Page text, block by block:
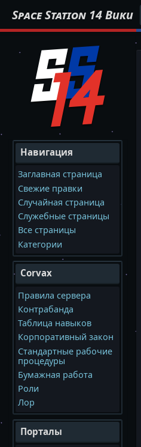
Space Station 14 Вики
Навигация
Заглавная страница
Свежие правки
Случайная страница
Служебные страницы
Все страницы
Категории
Corvax
Правила сервера
Контрабанда
Таблица навыков
Корпоративный закон
Стандартные рабочие
процедуры
Бумажная работа
Роли
Лор
Порталы